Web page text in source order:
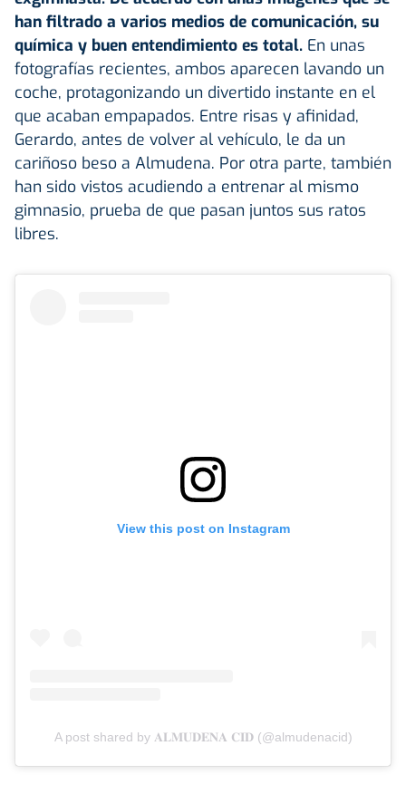
han filtrado a varios medios de comunicación, su
química y buen entendimiento es total. En unas
fotografías recientes, ambos aparecen lavando un
coche, protagonizando un divertido instante en el
que acaban empapados. Entre risas y afinidad,
Gerardo, antes de volver al vehículo, le da un
cariñoso beso a Almudena. Por otra parte, también
han sido vistos acudiendo a entrenar al mismo
gimnasio, prueba de que pasan juntos sus ratos
libres.
View this post on Instagram
A post shared by 𝐀𝐋𝐌𝐔𝐃𝐄𝐍𝐀 𝐂𝐈𝐃 (@almudenacid)